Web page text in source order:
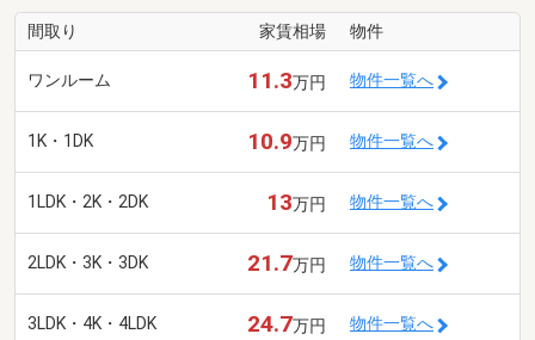
間取り 家賃相場 物件
ワンルーム 11.3万円 物件一覧へ
1K・1DK 10.9万円 物件一覧へ
1LDK・2K・2DK 13万円 物件一覧へ
2LDK・3K・3DK 21.7万円 物件一覧へ
3LDK・4K・4LDK 24.7万円 物件一覧へ